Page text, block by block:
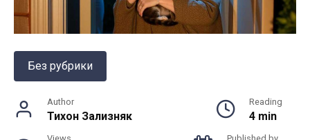
Без рубрики
Author
Тихон Зализняк
Reading
4 min